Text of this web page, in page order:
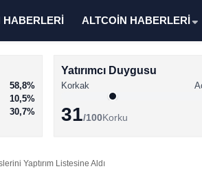
HABERLERİ ALTCOİN HABERLERİ
58,8%
10,5%
30,7%
Yatırımcı Duygusu
Korkak
31/100Korku
Yaptırım Listesine Aldı